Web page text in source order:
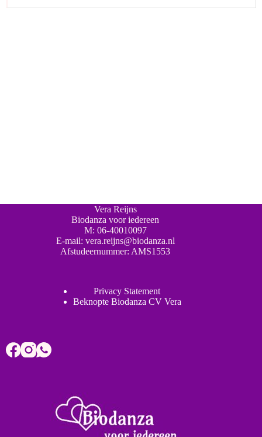
Vera Reijns
Biodanza voor iedereen
M: 06-40010097
E-mail: vera.reijns@biodanza.nl
Afstudeernummer: AMS1553
Privacy Statement
Beknopte Biodanza CV Vera